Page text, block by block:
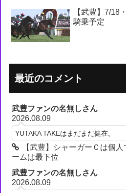
【武豊】7/18
騎乗予定
最近のコメント
武豊ファンの名無しさん
2026.08.09
YUTAKA TAKEはまだまだ健在。
【武豊】シャーガーＣは個
ームは最下位
武豊ファンの名無しさん
2026.08.09